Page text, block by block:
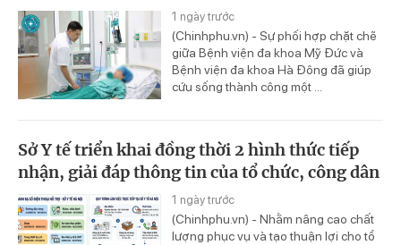
1 ngày trước
(Chinhphu.vn) - Sự phối hợp chặt chẽ
giữa Bệnh viện đa khoa Mỹ Đức và
Bệnh viện đa khoa Hà Đông đã giúp
cứu sống thành công một ...
Sở Y tế triển khai đồng thời 2 hình thức tiếp
nhận, giải đáp thông tin của tổ chức, công dân
1 ngày trước
(Chinhphu.vn) - Nhằm nâng cao chất
lượng phục vụ và tạo thuận lợi cho tổ